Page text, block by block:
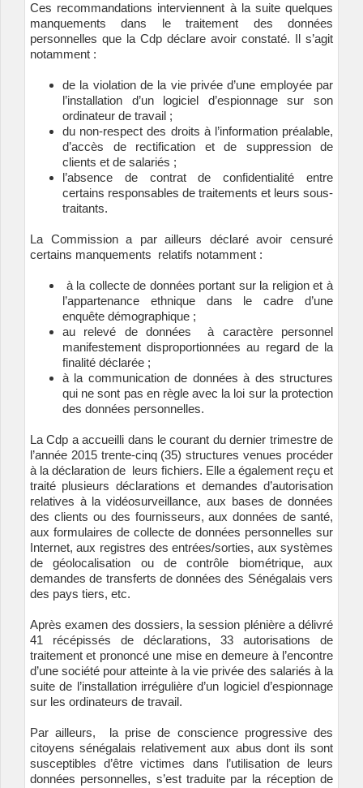
Ces recommandations interviennent à la suite quelques
manquements dans le traitement des données
personnelles que la Cdp déclare avoir constaté. Il s’agit
notamment :
de la violation de la vie privée d’une employée par
l’installation d’un logiciel d’espionnage sur son
ordinateur de travail ;
du non-respect des droits à l’information préalable,
d’accès de rectification et de suppression de
clients et de salariés ;
l’absence de contrat de confidentialité entre
certains responsables de traitements et leurs sous-
traitants.
La Commission a par ailleurs déclaré avoir censuré
certains manquements relatifs notamment :
à la collecte de données portant sur la religion et à
l’appartenance ethnique dans le cadre d’une
enquête démographique ;
au relevé de données à caractère personnel
manifestement disproportionnées au regard de la
finalité déclarée ;
à la communication de données à des structures
qui ne sont pas en règle avec la loi sur la protection
des données personnelles.
La Cdp a accueilli dans le courant du dernier trimestre de
l’année 2015 trente-cinq (35) structures venues procéder
à la déclaration de leurs fichiers. Elle a également reçu et
traité plusieurs déclarations et demandes d’autorisation
relatives à la vidéosurveillance, aux bases de données
des clients ou des fournisseurs, aux données de santé,
aux formulaires de collecte de données personnelles sur
Internet, aux registres des entrées/sorties, aux systèmes
de géolocalisation ou de contrôle biométrique, aux
demandes de transferts de données des Sénégalais vers
des pays tiers, etc.
Après examen des dossiers, la session plénière a délivré
41 récépissés de déclarations, 33 autorisations de
traitement et prononcé une mise en demeure à l’encontre
d’une société pour atteinte à la vie privée des salariés à la
suite de l’installation irrégulière d’un logiciel d’espionnage
sur les ordinateurs de travail.
Par ailleurs, la prise de conscience progressive des
citoyens sénégalais relativement aux abus dont ils sont
susceptibles d’être victimes dans l’utilisation de leurs
données personnelles, s’est traduite par la réception de